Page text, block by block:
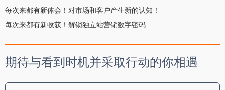
每次来都有新体会！对市场和客户产生新的认知！
每次来都有新收获！解锁独立站营销数字密码
期待与看到时机并采取行动的你相遇